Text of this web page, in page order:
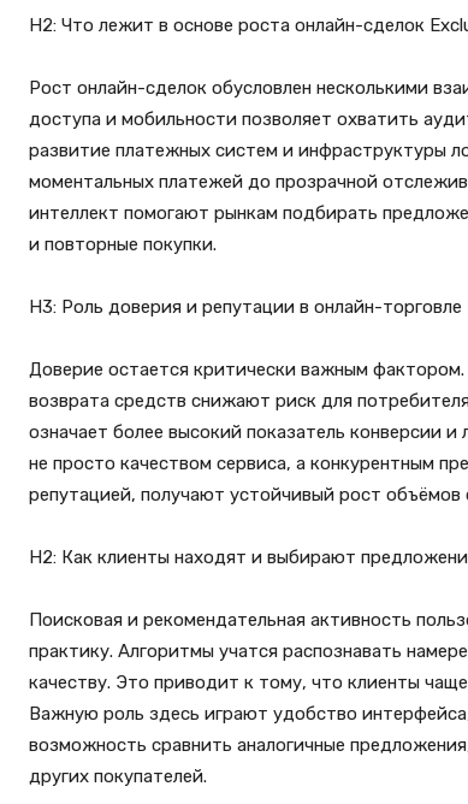
H2: Что лежит в основе роста онлайн-сделок
Рост онлайн-сделок обусловлен несколькими
доступа и мобильности позволяет охватить
развитие платежных систем и инфраструктуры
моментальных платежей до прозрачной
интеллект помогают рынкам подбирать
и повторные покупки.
H3: Роль доверия и репутации в онлайн-торговле
Доверие остается критически важным
возврата средств снижают риск для
означает более высокий показатель конверсии
не просто качеством сервиса, а конкурентным
репутацией, получают устойчивый рост объёмов
H2: Как клиенты находят и выбирают
Поисковая и рекомендательная активность
практику. Алгоритмы учатся распознавать
качеству. Это приводит к тому, что клиенты
Важную роль здесь играют удобство
возможность сравнить аналогичные
других покупателей.